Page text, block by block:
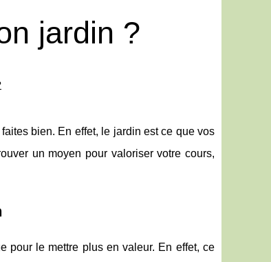
jardin ?
bien. En effet, le jardin est ce que vos
un moyen pour valoriser votre cours,
pour le mettre plus en valeur. En effet, ce